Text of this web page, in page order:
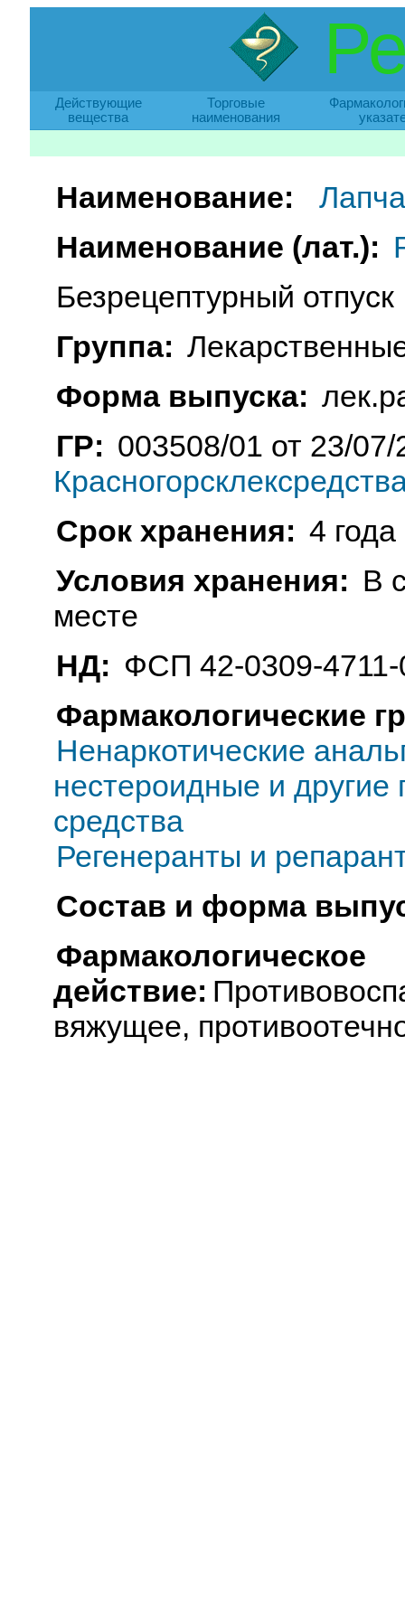
Действующие
вещества
Торговые
наименования
Наименование:
Наименование (лат.):
Безрецептурный отпуск
Группа:
Форма выпуска:
ГР: 003508/01 от 23/07/
Срок хранения: 4 года
Условия хранения: В
месте
НД: ФСП 42-0309-4711-
Фармакологические
Ненаркотические
нестероидные и другие
средства
Регенеранты и
Состав и форма
Фармакологическое
действие:
вяжущее,